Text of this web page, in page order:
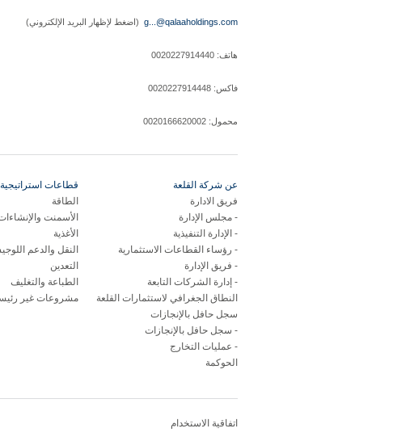
g...@qalaaholdings.com (اضغط لإظهار البريد الإلكتروني)
هاتف: 0020227914440
فاكس: 0020227914448
محمول: 0020166620002
عن شركة القلعة
فريق الادارة
مجلس الإدارة
الإدارة التنفيذية
رؤساء القطاعات الاستثمارية
فريق الإدارة
إدارة الشركات التابعة
النطاق الجغرافي لاستثمارات القلعة
سجل حافل بالإنجازات
سجل حافل بالإنجازات
عمليات التخارج
الحوكمة
قطاعات استراتيجية
الطاقة
الأسمنت
الأغذية
النقل والدعم
التعدين
الطباعة والتغليف
مشروعات غير
اتفاقية الاستخدام